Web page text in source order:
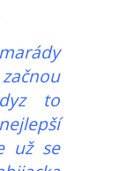
to
už se